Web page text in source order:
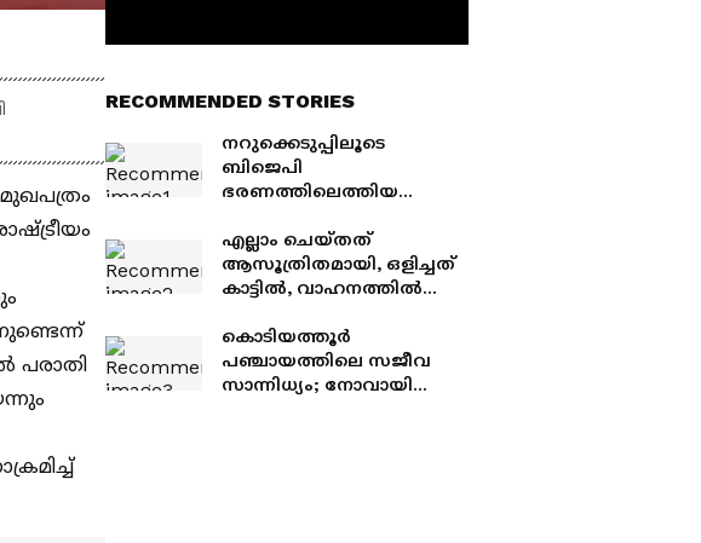
പരാതി
RECOMMENDED STORIES
നറുക്കെടുപ്പിലൂടെ
ബിജെപി
ഭരണത്തിലെത്തിയ
താഴെയിറക്കാൻ
കോണ്‍ഗ്രസ് നീക്കം,
വേണം എൽഡിഎഫ്
എല്ലാം ചെയ്തത്
ആസൂത്രിതമായി, ഒളിച്ചത്
കാട്ടില്‍, വാഹനത്തില്‍
പാൽക്കുളങ്ങരയിൽ
യുവാവിനെ പട്ടാപ്പകൽ
വെട്ടിക്കൊന്നവർ പിടിയിൽ
കൊടിയത്തൂര്‍
പഞ്ചായത്തിലെ സജീവ
സാന്നിധ്യം; നോവായി